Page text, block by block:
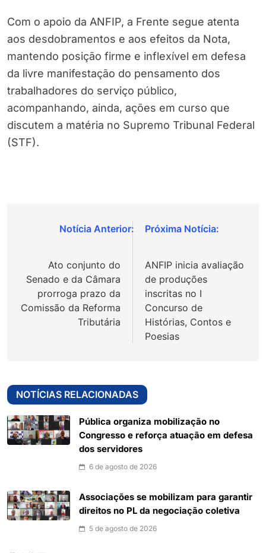
Com o apoio da ANFIP, a Frente segue atenta
aos desdobramentos e aos efeitos da Nota,
mantendo posição firme e inflexível em defesa
da livre manifestação do pensamento dos
trabalhadores do serviço público,
acompanhando, ainda, ações em curso que
discutem a matéria no Supremo Tribunal Federal
(STF).
Navegação
Post
Ato conjunto do
Senado e da Câmara
prorroga prazo da
Comissão da Reforma
Tributária
ANFIP inicia avaliação
de produções
inscritas no I
Concurso de
Histórias, Contos e
Poesias
NOTÍCIAS RELACIONADAS
Pública organiza mobilização no
Congresso e reforça atuação em defesa
dos servidores
6 de agosto de 2026
Associações se mobilizam para garantir
direitos no PL da negociação coletiva
5 de agosto de 2026